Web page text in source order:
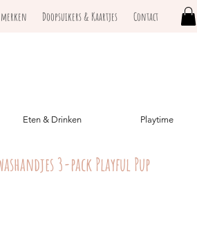
Doopsuikers & Kaartjes Contact
Eten & Drinken Playtime
3-pack Playful Pup